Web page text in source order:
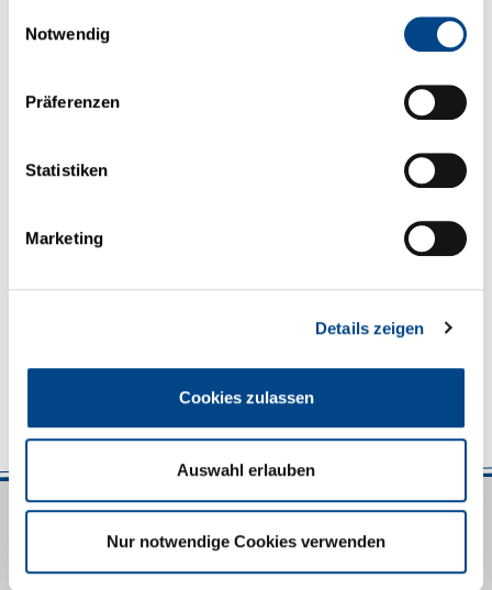
Notwendig
Präferenzen
Statistiken
Marketing
Details zeigen
Cookies zulassen
Auswahl erlauben
Nur notwendige Cookies verwenden
Bewirb dich jetzt und sende deine Bewerbungsunterlagen
(Anschreiben, Lebenslauf, Zeugnisse im PDF-Format) per E-Mail an
Personalabteilung Herr Johann Bissinger
Wir freuen uns darauf, dich kennenzulernen!
Markham-Strasse 13
D-86720 Nördlingen